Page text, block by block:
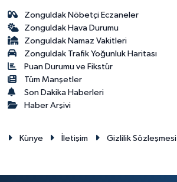
Zonguldak Nöbetçi Eczaneler
Zonguldak Hava Durumu
Zonguldak Namaz Vakitleri
Zonguldak Trafik Yoğunluk Haritası
Puan Durumu ve Fikstür
Tüm Manşetler
Son Dakika Haberleri
Haber Arşivi
Künye İletişim Gizlilik Sözleşmesi